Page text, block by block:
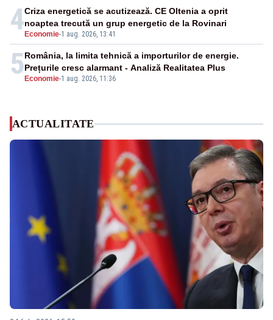
4 Economie-1 aug. 2026, 13:41
Criza energetică se acutizează. CE Oltenia a oprit
noaptea trecută un grup energetic de la Rovinari
5 Economie-1 aug. 2026, 11:36
România, la limita tehnică a importurilor de energie.
Prețurile cresc alarmant - Analiză Realitatea Plus
ACTUALITATE